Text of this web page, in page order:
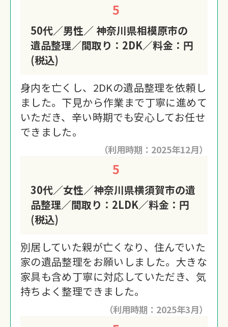
5
50代／男性／ 神奈川県相模原市の
遺品整理／間取り：2DK／料金：円
(税込)
身内を亡くし、2DKの遺品整理を依頼し
ました。下見から作業まで丁寧に進めて
いただき、辛い時期でも安心してお任せ
できました。
（利用時期：2025年12月）
5
30代／女性／神奈川県横須賀市の遺
品整理／間取り：2LDK／料金：円
(税込)
別居していた親が亡くなり、住んでいた
家の遺品整理をお願いしました。大きな
家具も含め丁寧に対応していただき、気
持ちよく整理できました。
（利用時期：2025年3月）